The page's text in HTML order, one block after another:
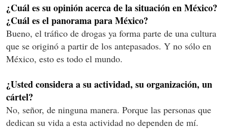
¿Cuál es su opinión acerca de la situación en México?
¿Cuál es el panorama para México?
Bueno, el tráfico de drogas ya forma parte de una cultura
que se originó a partir de los antepasados. Y no sólo en
México, esto es todo el mundo.
¿Usted considera a su actividad, su organización, un
cártel?
No, señor, de ninguna manera. Porque las personas que
dedican su vida a esta actividad no dependen de mí.